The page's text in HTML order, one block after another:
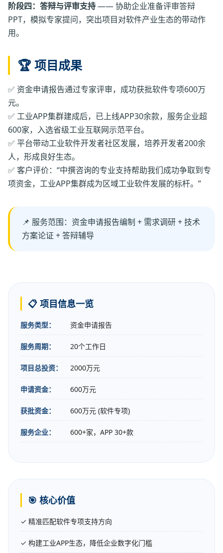
阶段四：答辩与评审支持—— 协助企业准备评审答辩
PPT，模拟专家提问，突出项目对软件产业生态的带动作
用。
🏆 项目成果
✅ 资金申请报告通过专家评审，成功获批软件专项600万
元。
✅ 工业APP集群建成后，已上线APP30余款，服务企业超
600家，入选省级工业互联网示范平台。
✅ 平台带动工业软件开发者社区发展，培养开发者200余
人，形成良好生态。
✅ 客户评价：“中撰咨询的专业支持帮助我们成功争取到专
项资金，工业APP集群成为区域工业软件发展的标杆。”
📌 服务范围：资金申请报告编制 + 需求调研 + 技术
方案论证 + 答辩辅导
📋 项目信息一览
服务类型： 资金申请报告
服务周期： 20个工作日
项目总投资： 2000万元
申请资金： 600万元
获批资金： 600万元 (软件专项)
服务企业： 600+家，APP 30+款
🎯 核心价值
✓ 精准匹配软件专项支持方向
✓ 构建工业APP生态，降低企业数字化门槛